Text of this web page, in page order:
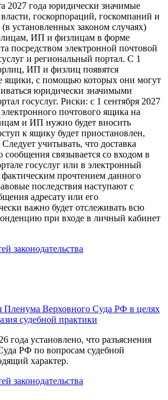
2027 года юридически значимые
госкорпораций, госкомпаний и
установленных законом случаях)
ИП и физлицам в форме
посредством электронной почтовой
и региональный портал. С 1
ИП и физлиц появятся
ящики, с помощью которых они могут
юридически значимыми
госуслуг. Риски: с 1 сентября 2027
почтового ящика на
и ИП нужно будет вносить
к ящику будет приостановлен,
учитывать, что доставка
связывается со входом в
госуслуг или в электронный
прочтением данного
последствия наступают с
адресату или его
важно будет отслеживать всю
при входе в личный кабинет
законодательства
Верховного Суда РФ в целях
судебной практики
года установлено, что разъяснения
РФ по вопросам судебной
характер.
законодательства